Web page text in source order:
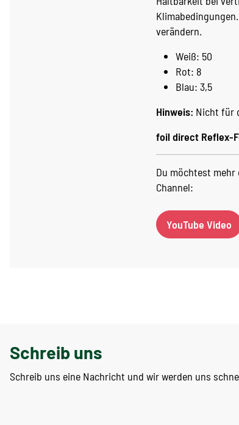
verändern.
Weiß: 50
Rot: 8
Blau: 3,5
Hinweis: Nicht für
foil direct Reflex-
Du möchtest
Channel:
YouTube Video
Schreib uns
Schreib uns eine Nachricht und wir werden uns